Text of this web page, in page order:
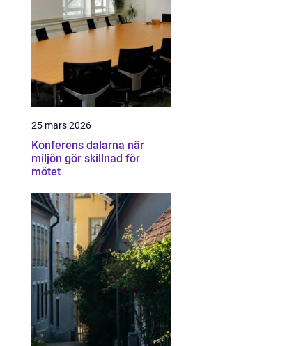
25 mars 2026
Konferens dalarna när
miljön gör skillnad för
mötet